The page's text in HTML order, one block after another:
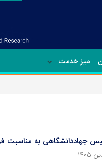
میز خدمت
جهاددانشگاهی به مناسبت